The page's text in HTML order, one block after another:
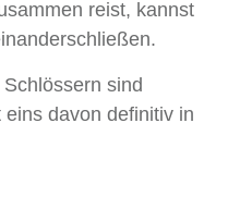
reist, kannst
sind
davon definitiv in